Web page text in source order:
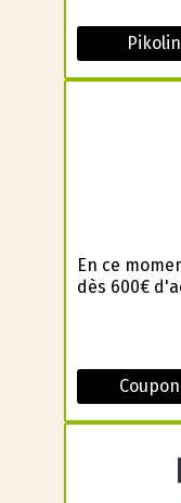
En ce
dès 600€